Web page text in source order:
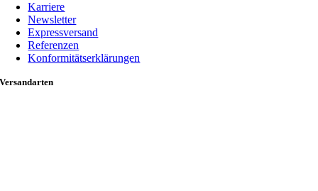
Karriere
Newsletter
Expressversand
Referenzen
Konformitätserklärungen
Versandarten